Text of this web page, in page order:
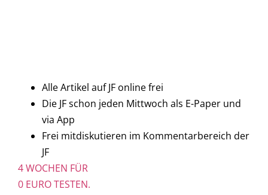
Alle Artikel auf JF online frei
Die JF schon jeden Mittwoch als E-Paper und
via App
Frei mitdiskutieren im Kommentarbereich der
JF
4 WOCHEN FÜR
0 EURO TESTEN.